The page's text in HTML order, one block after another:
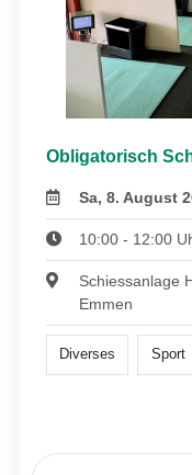
Obligatorisch
Sa, 8. August
10:00 - 12:00
Schiessanlage
Emmen
Diverses Sport